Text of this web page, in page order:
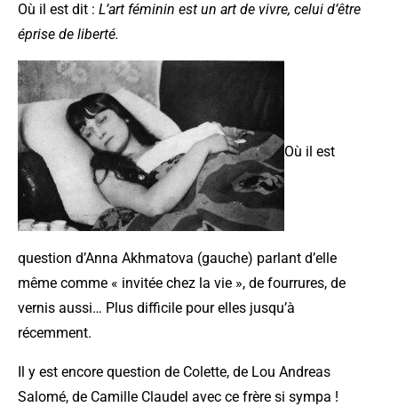
Où il est dit : L’art féminin est un art de vivre, celui d’être
éprise de liberté.
Où il est
question d’Anna Akhmatova (gauche) parlant d’elle
même comme « invitée chez la vie », de fourrures, de
vernis aussi… Plus difficile pour elles jusqu’à
récemment.
Il y est encore question de Colette, de Lou Andreas
Salomé, de Camille Claudel avec ce frère si sympa !